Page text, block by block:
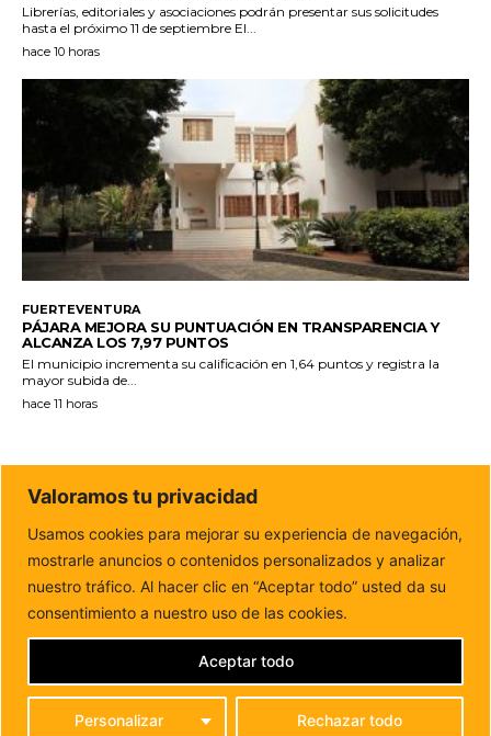
Librerías, editoriales y asociaciones podrán presentar sus solicitudes
hasta el próximo 11 de septiembre El...
hace 10 horas
FUERTEVENTURA
PÁJARA MEJORA SU PUNTUACIÓN EN TRANSPARENCIA Y
ALCANZA LOS 7,97 PUNTOS
El municipio incrementa su calificación en 1,64 puntos y registra la
mayor subida de...
hace 11 horas